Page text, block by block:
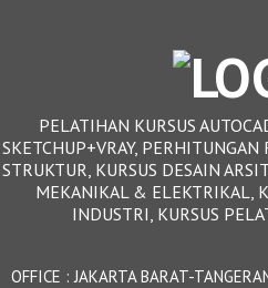
PELATIHAN KURSUS
SKETCHUP+VRAY,
STRUKTUR, KURSUS DESAIN
MEKANIKAL & ELEKTRIKAL,
INDUSTRI, KURSUS
OFFICE : JAKARTA BARAT-